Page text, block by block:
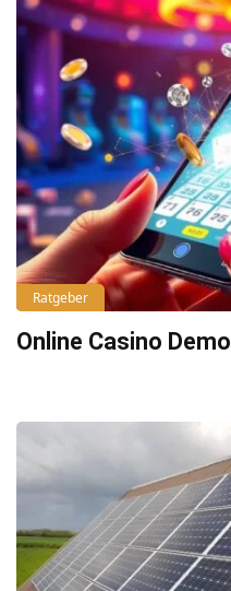
Ratgeber
Online Casino Demo